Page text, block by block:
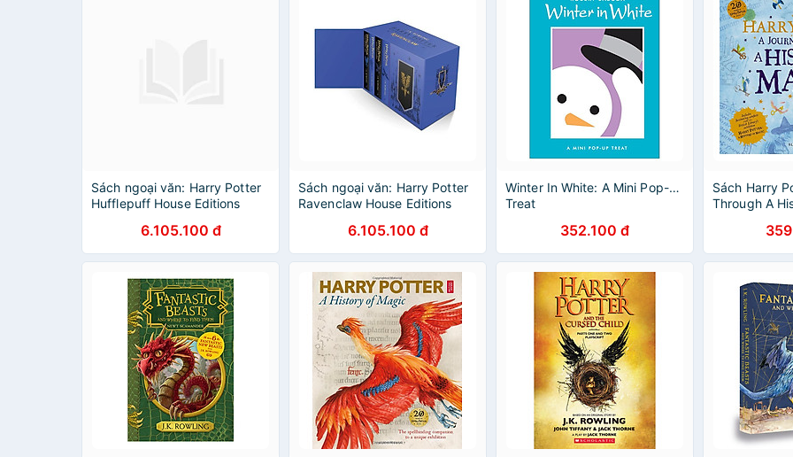
Sách ngoại văn: Harry Potter
Hufflepuff House Editions
6.105.100 đ
Sách ngoại văn: Harry Potter
Ravenclaw House Editions
6.105.100 đ
Winter In White: A Mini Pop-up
Treat
352.100 đ
Sách Harry
Through A